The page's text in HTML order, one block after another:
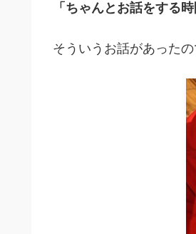
「ちゃんとお話をする
そういうお話があった